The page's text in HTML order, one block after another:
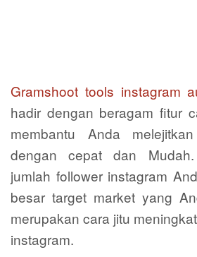
Gramshoot tools instagram
hadir dengan beragam fitur
membantu Anda
dengan cepat dan
jumlah follower instagram
besar target market yang
merupakan cara jitu
instagram.